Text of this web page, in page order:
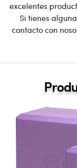
excelentes
Si tienes
contacto con